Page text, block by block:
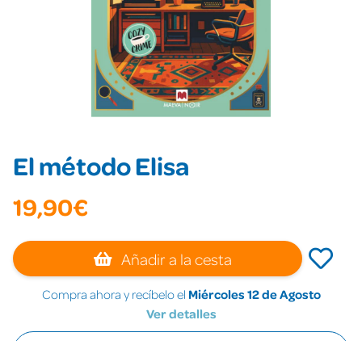
El método Elisa
19,90€
Añadir a la cesta
Compra ahora y recíbelo el Miércoles 12 de Agosto
Ver detalles